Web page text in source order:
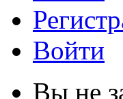
Войти
Вы не